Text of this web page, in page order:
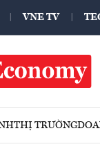
VNE TV
THỊ TRƯỜNG